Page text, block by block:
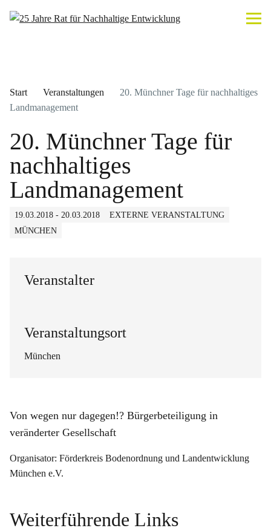
Start Veranstaltungen
20. Münchner Tage für nachhaltiges
Landmanagement
20. Münchner Tage für
nachhaltiges
Landmanagement
19.03.2018 - 20.03.2018
EXTERNE VERANSTALTUNG
MÜNCHEN
Veranstalter
Veranstaltungsort
München
Von wegen nur dagegen!? Bürgerbeteiligung in
veränderter Gesellschaft
Organisator: Förderkreis Bodenordnung und Landentwicklung
München e.V.
Weiterführende Links